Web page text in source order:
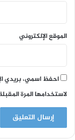
الموقع الإلكتروني
احفظ اسمي، بريدي
لاستخدامها المرة